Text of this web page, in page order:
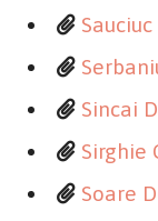
Sincai
Sirghie
Soare